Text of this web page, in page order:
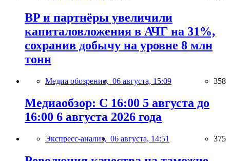
BP и партнёры увеличили
капиталовложения в АЧГ на 31%,
сохранив добычу на уровне 8 млн
тонн
Медиа обозрение, 06 августа, 15:09 358
Медиаобзор: С 16:00 5 августа до
16:00 6 августа 2026 года
Экспресс-анализ, 06 августа, 14:51 375